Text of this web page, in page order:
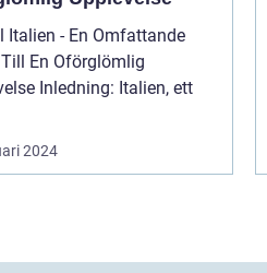
Italien - En Omfattande
En Oförglömlig
Italien, ett
2024